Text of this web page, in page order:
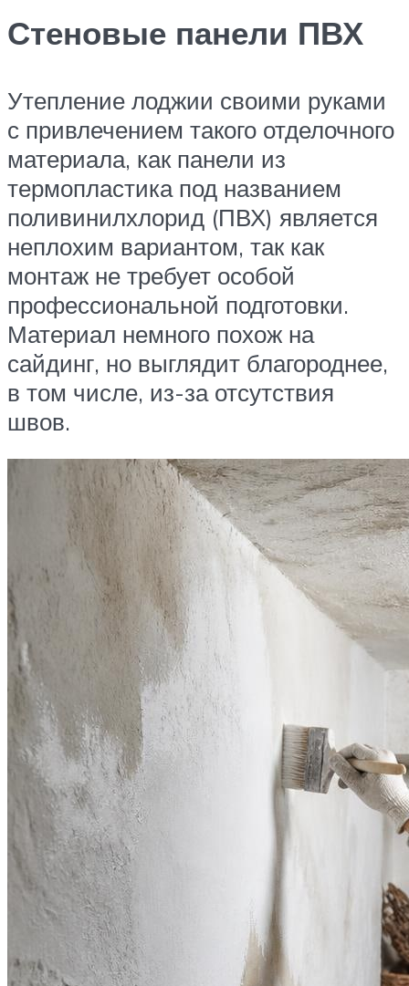
Стеновые панели ПВХ
Утепление лоджии своими руками
с привлечением такого отделочного
материала, как панели из
термопластика под названием
поливинилхлорид (ПВХ) является
неплохим вариантом, так как
монтаж не требует особой
профессиональной подготовки.
Материал немного похож на
сайдинг, но выглядит благороднее,
в том числе, из-за отсутствия
швов.